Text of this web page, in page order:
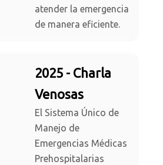
atender la emergencia
de manera eficiente.
2025 - Charla
Venosas
El Sistema Único de
Manejo de
Emergencias Médicas
Prehospitalarias